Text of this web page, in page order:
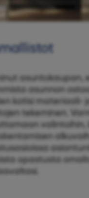
asuntokaupan,
asunnon
kotisi materiaali-
tekeminen.
valintoihin,
opastusta